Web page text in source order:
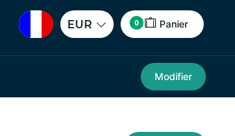
EUR 0 Panier
Modifier